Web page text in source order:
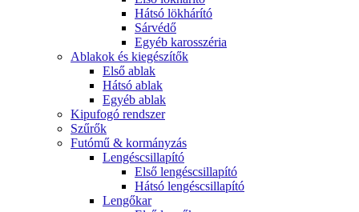
Hátsó lökhárító
Sárvédő
Egyéb karosszéria
Ablakok és kiegészítők
Első ablak
Hátsó ablak
Egyéb ablak
Kipufogó rendszer
Szűrők
Futómű & kormányzás
Lengéscsillapító
Első lengéscsillapító
Hátsó lengéscsillapító
Lengőkar